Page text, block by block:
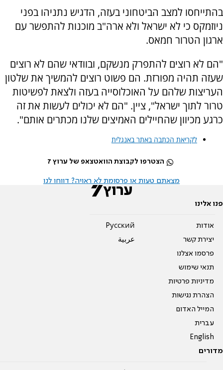
בהתייחסו למצב הביטחוני בעזה, הדגיש נתניהו בפני
ניוזמקס כי לא ישראל ולא ארה"ב מוכנות להתפשר עם
ארגון הטרור חמאס.
"הם לא רוצים להתפרק מנשקם, ובוודאי שהם לא רוצים
שעזה תהיה מפורזת. הם פשוט רוצים להמשיך את שלטון
העריצות שלהם על האוכלוסייה בעזה ולצאת לפשיטות
טרור לתוך ישראל", ציין. "הם לא יכולים לעשות את זה
כרגע מכיוון שהחיילים האמיצים שלנו מכתרים אותם".
לקריאת הכתבה באתר באנגלית
הצטרפו לקבוצת הוואטצאפ של ערוץ 7
מצאתם טעות או פרסומת לא ראויה? דווחו לנו
פנו אלינו
אודות
יצירת קשר
פרסמו אצלנו
תנאי שימוש
מדיניות פרטיות
הצהרת נגישות
המייל האדום
עברית
English
Pусский
عربية
מדורים